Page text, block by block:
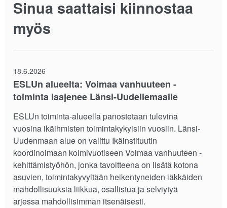
Sinua saattaisi kiinnostaa
myös
18.6.2026
ESLUn alueelta: Voimaa vanhuuteen -
toiminta laajenee Länsi-Uudellemaalle
ESLUn toiminta-alueella panostetaan tulevina
vuosina ikäihmisten toimintakykyisiin vuosiin. Länsi-
Uudenmaan alue on valittu Ikäinstituutin
koordinoimaan kolmivuotiseen Voimaa vanhuuteen -
kehittämistyöhön, jonka tavoitteena on lisätä kotona
asuvien, toimintakyvyltään heikentyneiden iäkkäiden
mahdollisuuksia liikkua, osallistua ja selviytyä
arjessa mahdollisimman itsenäisesti.